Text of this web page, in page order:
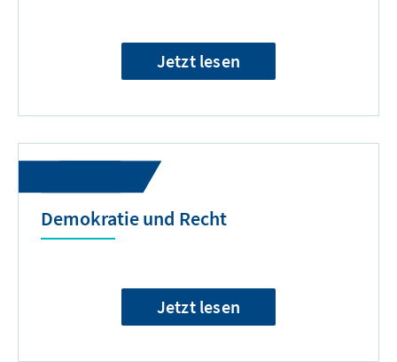
Jetzt lesen
Demokratie und Recht
Jetzt lesen